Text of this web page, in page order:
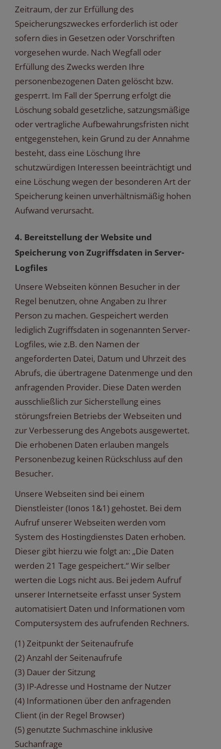
Zeitraum, der zur Erfüllung des
Speicherungszweckes erforderlich ist oder
sofern dies in Gesetzen oder Vorschriften
vorgesehen wurde. Nach Wegfall oder
Erfüllung des Zwecks werden Ihre
personenbezogenen Daten gelöscht bzw.
gesperrt. Im Fall der Sperrung erfolgt die
Löschung sobald gesetzliche, satzungsmäßige
oder vertragliche Aufbewahrungsfristen nicht
entgegenstehen, kein Grund zu der Annahme
besteht, dass eine Löschung Ihre
schutzwürdigen Interessen beeinträchtigt und
eine Löschung wegen der besonderen Art der
Speicherung keinen unverhältnismäßig hohen
Aufwand verursacht.
4. Bereitstellung der Website und
Speicherung von Zugriffsdaten in Server-
Logfiles
Unsere Webseiten können Besucher in der
Regel benutzen, ohne Angaben zu Ihrer
Person zu machen. Gespeichert werden
lediglich Zugriffsdaten in sogenannten Server-
Logfiles, wie z.B. den Namen der
angeforderten Datei, Datum und Uhrzeit des
Abrufs, die übertragene Datenmenge und den
anfragenden Provider. Diese Daten werden
ausschließlich zur Sicherstellung eines
störungsfreien Betriebs der Webseiten und
zur Verbesserung des Angebots ausgewertet.
Die erhobenen Daten erlauben mangels
Personenbezug keinen Rückschluss auf den
Besucher.
Unsere Webseiten sind bei einem
Dienstleister (Ionos 1&1) gehostet. Bei dem
Aufruf unserer Webseiten werden vom
System des Hostingdienstes Daten erhoben.
Dieser gibt hierzu wie folgt an: „Die Daten
werden 21 Tage gespeichert.“ Wir selber
werten die Logs nicht aus. Bei jedem Aufruf
unserer Internetseite erfasst unser System
automatisiert Daten und Informationen vom
Computersystem des aufrufenden Rechners.
(1) Zeitpunkt der Seitenaufrufe
(2) Anzahl der Seitenaufrufe
(3) Dauer der Sitzung
(3) IP-Adresse und Hostname der Nutzer
(4) Informationen über den anfragenden
Client (in der Regel Browser)
(5) genutzte Suchmaschine inklusive
Suchanfrage